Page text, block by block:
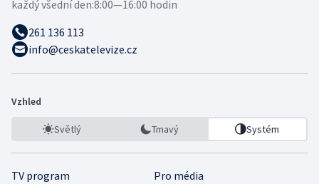
každý všední den:8:00—16:00 hodin
261 136 113
info@ceskatelevize.cz
Vzhled
Světlý Tmavý Systém
TV program Pro média